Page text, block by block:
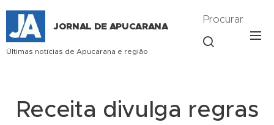
JORNAL DE APUCARANA
Últimas notícias de Apucarana e região
Procurar
Receita divulga regras